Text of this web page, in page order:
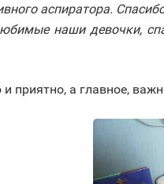
аспиратора.
наши девочки,
приятно, а главное,